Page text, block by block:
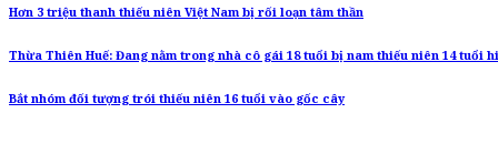
Hơn 3 triệu thanh thiếu niên Việt Nam bị rối loạn tâm thần
Thừa Thiên Huế: Đang nằm trong nhà cô gái 18 tuổi bị nam thiếu niên 14 tuổi
Bắt nhóm đối tượng trói thiếu niên 16 tuổi vào gốc cây